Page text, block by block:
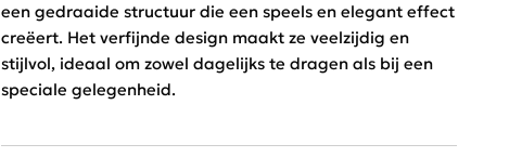
een gedraaide structuur die een speels en elegant effect
creëert. Het verfijnde design maakt ze veelzijdig en
stijlvol, ideaal om zowel dagelijks te dragen als bij een
speciale gelegenheid.